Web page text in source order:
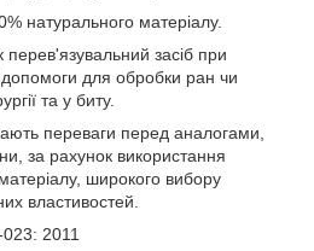
натурального матеріалу.
перев'язувальний засіб при
для обробки ран чи
та у биту.
переваги перед аналогами,
за рахунок використання
широкого вибору
властивостей.
2011